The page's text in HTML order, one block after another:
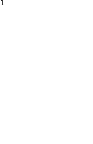
1